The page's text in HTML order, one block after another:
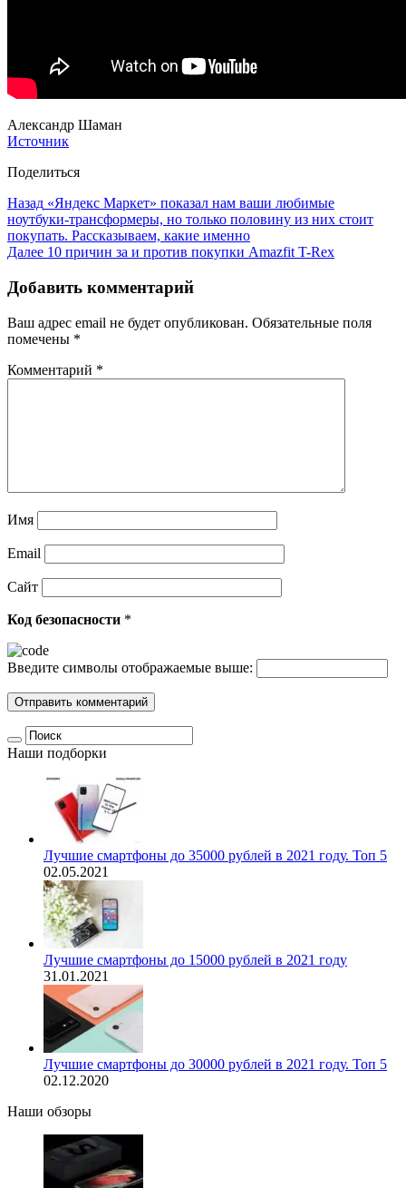
Александр Шаман
Источник
Поделиться
Назад «Яндекс Маркет» показал нам ваши любимые
ноутбуки-трансформеры, но только половину из них стоит
покупать. Рассказываем, какие именно
Далее 10 причин за и против покупки Amazfit T-Rex
Добавить комментарий
Ваш адрес email не будет опубликован. Обязательные поля
помечены *
Комментарий *
Имя
Email
Сайт
Код безопасности *
Введите символы отображаемые выше:
Наши подборки
Лучшие смартфоны до 35000 рублей в 2021 году. Топ 5
02.05.2021
Лучшие смартфоны до 15000 рублей в 2021 году
31.01.2021
Лучшие смартфоны до 30000 рублей в 2021 году. Топ 5
02.12.2020
Наши обзоры